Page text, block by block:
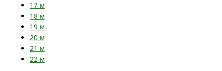
17 м
18 м
19 м
20 м
21 м
22 м